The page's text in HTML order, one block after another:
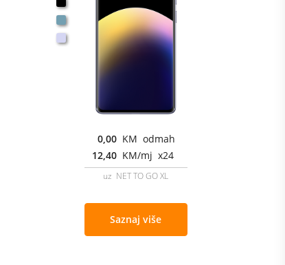
0,00 KM odmah
12,40 KM/mj x24
uz NET TO GO XL
Saznaj više